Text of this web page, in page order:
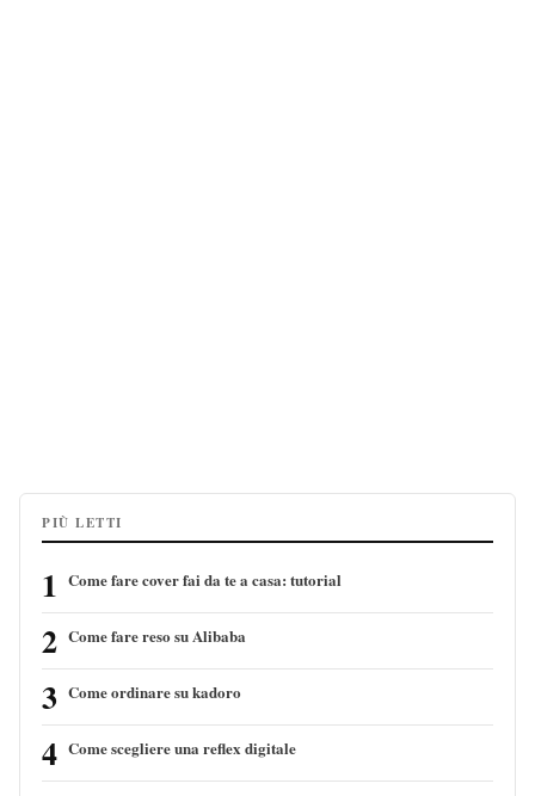
PIÙ LETTI
1 Come fare cover fai da te a casa: tutorial
2 Come fare reso su Alibaba
3 Come ordinare su kadoro
4 Come scegliere una reflex digitale